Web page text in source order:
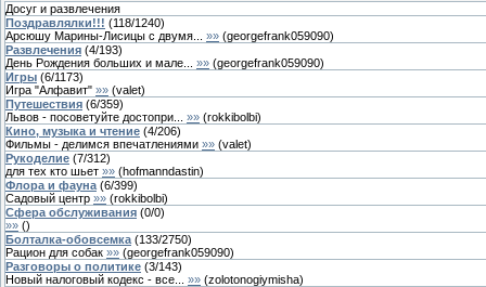
Досуг и развлечения
Поздравлялки!!! (118/1240)
Арсюшу Марины-Лисицы с двумя...
»» (georgefrank059090)
Развлечения (4/193)
День Рождения больших и мале...
»» (georgefrank059090)
Игры (6/1173)
Игра "Алфавит" »» (valet)
Путешествия (6/359)
Львов - посоветуйте достопри...
»» (rokkibolbi)
Кино, музыка и чтение (4/206)
Фильмы - делимся впечатлениями »» (valet)
Рукоделие (7/312)
для тех кто шьет »» (hofmanndastin)
Флора и фауна (6/399)
Садовый центр »» (rokkibolbi)
Сфера обслуживания (0/0)
»» ()
Болталка-обовсемка (133/2750)
Рацион для собак »» (georgefrank059090)
Разговоры о политике (3/143)
Новый налоговый кодекс - все...
»» (zolotonogiymisha)